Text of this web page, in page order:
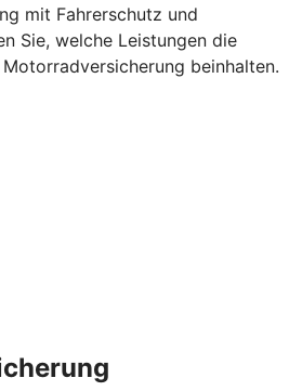
mit Fahrerschutz und
Sie, welche Leistungen die
beinhalten.